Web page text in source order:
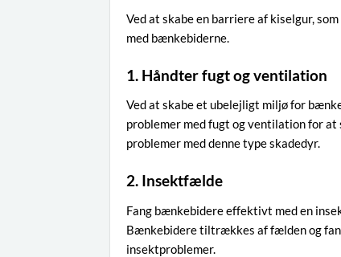
Ved at skabe en barriere af kiselgur,
med bænkebiderne.
1. Håndter fugt og ventilation
Ved at skabe et ubelejligt miljø for
problemer med fugt og ventilation for
problemer med denne type skadedyr.
2. Insektfælde
Fang bænkebidere effektivt med en
Bænkebidere tiltrækkes af fælden og
insektproblemer.